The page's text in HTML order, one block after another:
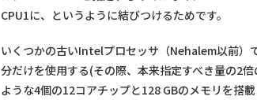
CPU1に、というように結びつけるためです。
いくつかの古いIntelプロセッサ（Nehalem以前）
分だけを使用する(その際、本来指定すべき量の2
ような4個の12コアチップと128 GBのメモリを搭